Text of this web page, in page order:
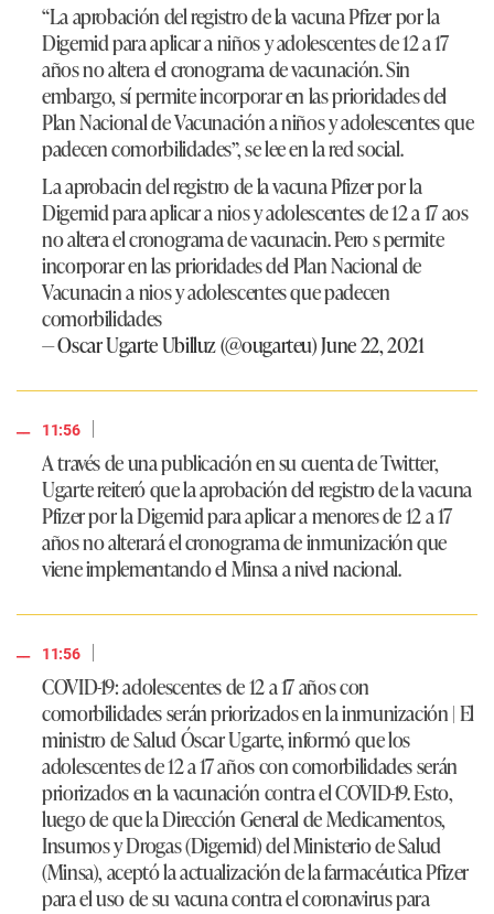
“La aprobación del registro de la vacuna Pfizer por la
Digemid para aplicar a niños y adolescentes de 12 a 17
años no altera el cronograma de vacunación. Sin
embargo, sí permite incorporar en las prioridades del
Plan Nacional de Vacunación a niños y adolescentes que
padecen comorbilidades”, se lee en la red social.
La aprobacin del registro de la vacuna Pfizer por la
Digemid para aplicar a nios y adolescentes de 12 a 17 aos
no altera el cronograma de vacunacin. Pero s permite
incorporar en las prioridades del Plan Nacional de
Vacunacin a nios y adolescentes que padecen
comorbilidades
— Oscar Ugarte Ubilluz (@ougarteu)June 22, 2021
11:56
|
A través de una publicación en su cuenta de Twitter,
Ugarte reiteró que la aprobación del registro de la vacuna
Pfizer por la Digemid para aplicar a menores de 12 a 17
años no alterará el cronograma de inmunización que
viene implementando el Minsa a nivel nacional.
11:56
|
COVID-19: adolescentes de 12 a 17 años con
comorbilidades serán priorizados en la inmunización | El
ministro de Salud Óscar Ugarte, informó que los
adolescentes de 12 a 17 años con comorbilidades serán
priorizados en la vacunación contra el COVID-19. Esto,
luego de que la Dirección General de Medicamentos,
Insumos y Drogas (Digemid) del Ministerio de Salud
(Minsa), aceptó la actualización de la farmacéutica Pfizer
para el uso de su vacuna contra el coronavirus para